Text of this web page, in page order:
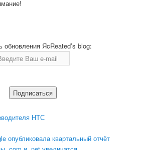
обновления ЯcReated’s blog:
НТС
опубликовала квартальный отчёт